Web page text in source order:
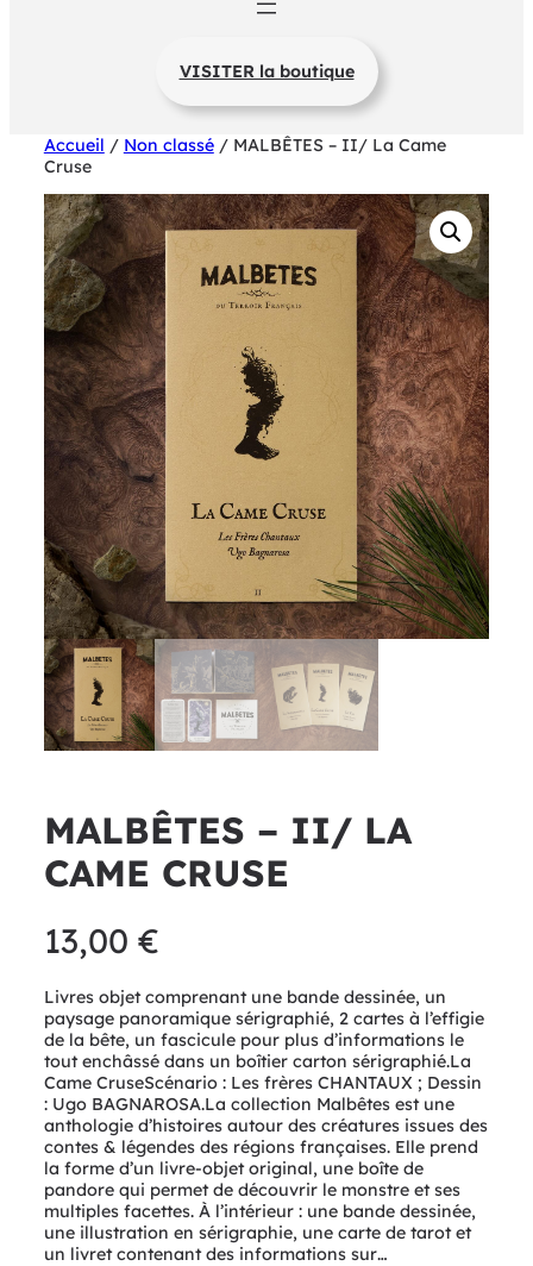
VISITER la boutique
Accueil / Non classé/ MALBÊTES – II/ La Came
Cruse
MALBÊTES – II/ LA
CAME CRUSE
13,00 €
Livres objet comprenant une bande dessinée, un
paysage panoramique sérigraphié, 2 cartes à l’effigie
de la bête, un fascicule pour plus d’informations le
tout enchâssé dans un boîtier carton sérigraphié.La
Came CruseScénario : Les frères CHANTAUX ; Dessin
: Ugo BAGNAROSA.La collection Malbêtes est une
anthologie d’histoires autour des créatures issues des
contes & légendes des régions françaises. Elle prend
la forme d’un livre-objet original, une boîte de
pandore qui permet de découvrir le monstre et ses
multiples facettes. À l’intérieur : une bande dessinée,
une illustration en sérigraphie, une carte de tarot et
un livret contenant des informations sur…